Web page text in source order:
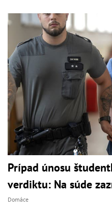
Prípad únosu
verdiktu: Na súde
Domáce